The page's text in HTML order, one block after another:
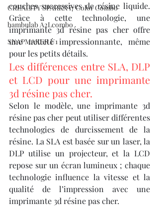
CREALITY SPARKX i7 Color Combo
bambulab A2Lcombo
SNAPMAKER U1
couches successives de résine liquide.
Grâce à cette technologie, une
imprimante 3d résine pas cher offre
une netteté impressionnante, même
pour les petits détails.
Les différences entre SLA, DLP
et LCD pour une imprimante
3d résine pas cher.
Selon le modèle, une imprimante 3d
résine pas cher peut utiliser différentes
technologies de durcissement de la
résine. La SLA est basée sur un laser, la
DLP utilise un projecteur, et la LCD
repose sur un écran lumineux ; chaque
technologie influence la vitesse et la
qualité de l’impression avec une
imprimante 3d résine pas cher.